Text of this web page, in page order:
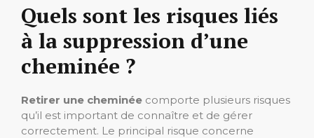
Quels sont les risques liés
à la suppression d’une
cheminée ?
Retirer une cheminée comporte plusieurs risques
qu’il est important de connaître et de gérer
correctement. Le principal risque concerne